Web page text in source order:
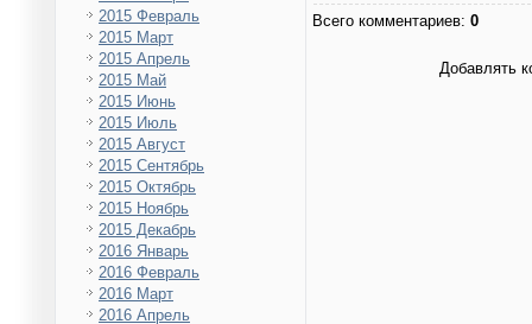
2015 Февраль
2015 Март
2015 Апрель
2015 Май
2015 Июнь
2015 Июль
2015 Август
2015 Сентябрь
2015 Октябрь
2015 Ноябрь
2015 Декабрь
2016 Январь
2016 Февраль
2016 Март
2016 Апрель
Всего комментариев: 0
Добавлять